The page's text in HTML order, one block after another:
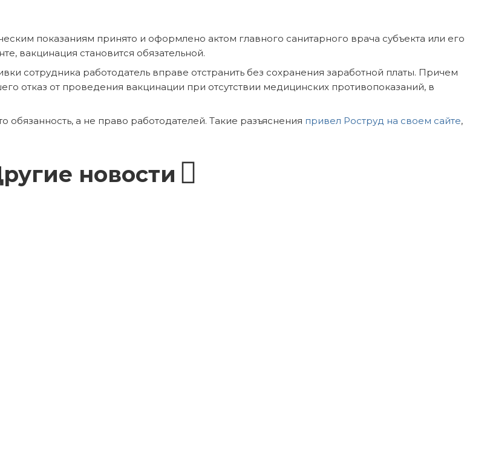
показаниям принято и оформлено актом главного санитарного врача субъекта или его
вакцинация становится обязательной.
сотрудника работодатель вправе отстранить без сохранения заработной платы. Причем
отказ от проведения вакцинации при отсутствии медицинских противопоказаний, в
обязанность, а не право работодателей. Такие разъяснения привел Роструд на своем сайте,
новости